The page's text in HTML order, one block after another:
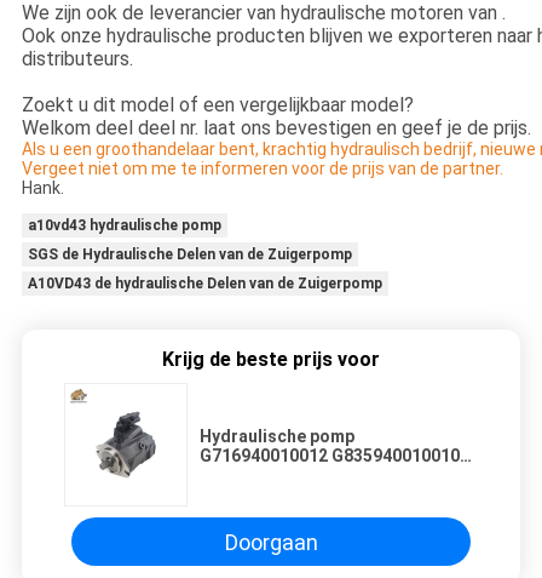
We zijn ook de leverancier van hydraulische motoren van .
Ook onze hydraulische producten blijven we exporteren naar
distributeurs.
Zoekt u dit model of een vergelijkbaar model?
Welkom deel deel nr. laat ons bevestigen en geef je de prijs.
Als u een groothandelaar bent, krachtig hydraulisch bedrijf,
Vergeet niet om me te informeren voor de prijs van de partner.
Hank.
a10vd43 hydraulische pomp
SGS de Hydraulische Delen van de Zuigerpomp
A10VD43 de hydraulische Delen van de Zuigerpomp
Krijg de beste prijs voor
Hydraulische pomp
G716940010012 G835940010010
Doorgaan